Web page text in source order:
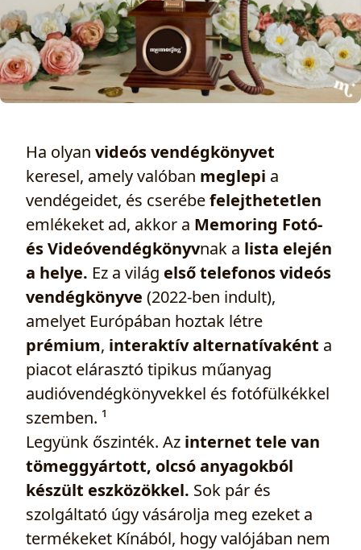
Ha olyan videós vendégkönyvet
keresel, amely valóban meglepi a
vendégeidet, és cserébefelejthetetlen
emlékeket ad, akkor a Memoring Fotó-
és Videóvendégkönyvnak a lista elején
a helye. Ez a világ első telefonos videós
vendégkönyve (2022-ben indult),
amelyet Európában hoztak létre
prémium, interaktív alternatívaként a
piacot elárasztó tipikus műanyag
audióvendégkönyvekkel és fotófülkékkel
szemben. ¹
Legyünk őszinték. Az internet tele van
tömeggyártott, olcsó anyagokból
készült eszközökkel. Sok pár és
szolgáltató úgy vásárolja meg ezeket a
termékeket Kínából, hogy valójában nem